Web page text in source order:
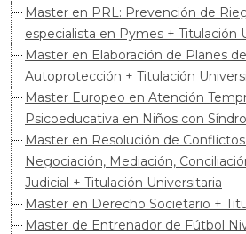
Master en PRL: Prevención de
especialista en Pymes + Titulación
Master en Elaboración de Planes
Autoprotección + Titulación
Master Europeo en Atención
Psicoeducativa en Niños con
Master en Resolución de Conflictos
Negociación, Mediación,
Judicial + Titulación Universitaria
Master en Derecho Societario +
Master de Entrenador de Fútbol